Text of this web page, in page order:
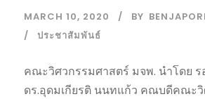
MARCH 10, 2020 BY
ประชาสัมพันธ์
คณะวิศวกรรมศาสตร์ มจพ. นำโดย ร
ดร.อุดมเกียรติ นนทแก้ว คณบดีคณะ